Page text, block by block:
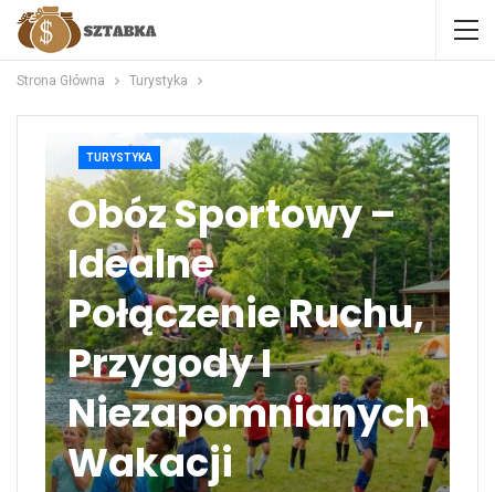
Strona Główna Turystyka
TURYSTYKA
Obóz Sportowy –
Idealne
Połączenie Ruchu,
Przygody I
Niezapomnianych
Wakacji